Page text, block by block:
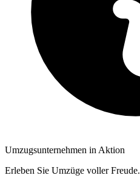
Umzugsunternehmen in Aktion
Erleben Sie Umzüge voller Freude.